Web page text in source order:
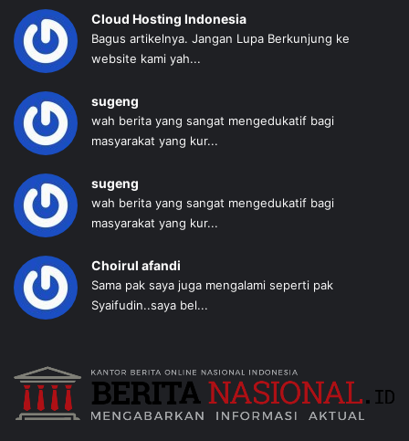
Cloud Hosting Indonesia
Bagus artikelnya. Jangan Lupa Berkunjung ke
website kami yah...
sugeng
wah berita yang sangat mengedukatif bagi
masyarakat yang kur...
sugeng
wah berita yang sangat mengedukatif bagi
masyarakat yang kur...
Choirul afandi
Sama pak saya juga mengalami seperti pak
Syaifudin..saya bel...